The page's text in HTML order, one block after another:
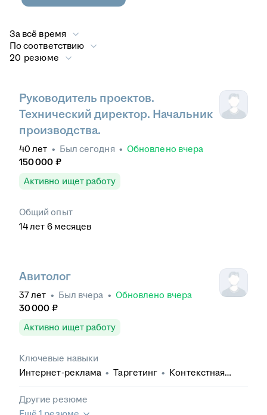
За всё время
По соответствию
20 резюме
Руководитель проектов.
Технический директор. Начальник
производства.
40 лет • Был сегодня • Обновлено вчера
150 000 ₽
Активно ищет работу
Общий опыт
14лет 6 месяцев
Авитолог
37лет • Был вчера • Обновлено вчера
30 000 ₽
Активно ищет работу
Ключевые навыки
Интернет-реклама • Таргетинг • Контекстная
реклама • Google Analytics • Яндекс.Директ
Другие резюме